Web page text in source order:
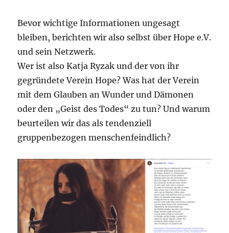
Bevor wichtige Informationen ungesagt
bleiben, berichten wir also selbst über Hope e.V.
und sein Netzwerk.
Wer ist also Katja Ryzak und der von ihr
gegründete Verein Hope? Was hat der Verein
mit dem Glauben an Wunder und Dämonen
oder den „Geist des Todes“ zu tun? Und warum
beurteilen wir das als tendenziell
gruppenbezogen menschenfeindlich?